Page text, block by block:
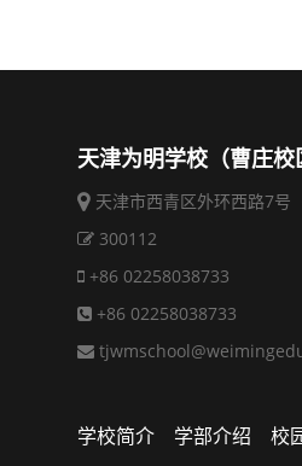
天津为明学校（曹庄校
天津市西青区外环西路7号
300112
+86 02258038733
+86 02258038733
学校简介 学部介绍 校